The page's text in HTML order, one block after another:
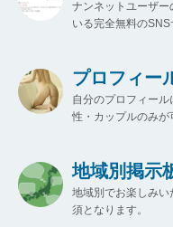
ナンネットユーザ
いる完全無料のSNS
プロフィー
自分のプロフィー
性・カップルのみが
地域別掲示
地域別でお楽しみ
須となります。